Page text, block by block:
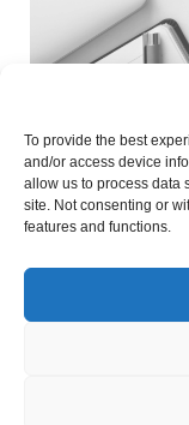
To provide the best
and/or access device
allow us to process data
site. Not consenting or
features and functions.
広報のNow ～インタビ
2025.10.01